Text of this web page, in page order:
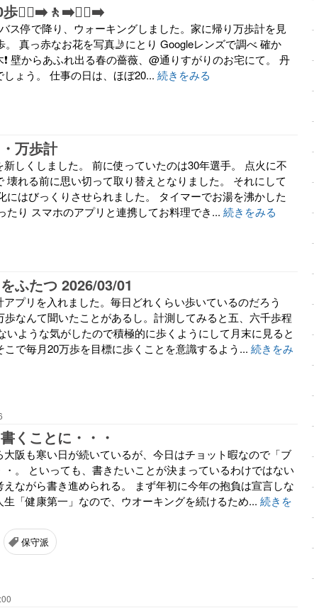
歩🚶‍♀️‍➡️🚶‍➡️🚶‍♂️‍➡️
ス停で降り、ウォーキングしました。家に帰り万歩計を見
。 真っ赤なお花を写真🤳にとり Googleレンズで調べ 確か
壁からあふれ出る春の薔薇、@通りすがりのお宅にて。 丹
ょう。 仕事の日は、ほぼ20... 続きをみる
万歩計
しくしました。 前に使っていたのは30年選手。 点火に不
壊れる前に思い切って取り替えとなりました。 それにして
にはびっくりさせられました。 タイマーでお湯を沸かした
たり スマホのアプリと連携してお料理でき... 続きをみる
ふたつ 2026/03/01
プリを入れました。毎日どれくらい歩いているのだろう
なんて聞いたことがあるし。計測してみると五、六千歩程
いような気がしたので積極的に歩くようにして月末に見ると
で毎月20万歩を目標に歩くことを意識するよう... 続きをみ
くことに・・・
阪も寒い日が続いているが、今日はチョット暇なので「ブ
。 といっても、書きたいことが決まっているわけではない
ながら書き進められる。 まず年初に今年の抱負は宣言しな
「健康第一」なので、ウオーキングを続けるため... 続きを
保守派